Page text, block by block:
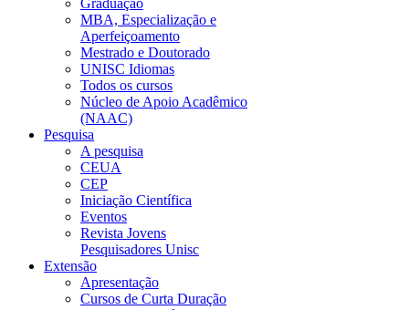
Graduação
MBA, Especialização e
Aperfeiçoamento
Mestrado e Doutorado
UNISC Idiomas
Todos os cursos
Núcleo de Apoio Acadêmico
(NAAC)
Pesquisa
A pesquisa
CEUA
CEP
Iniciação Científica
Eventos
Revista Jovens
Pesquisadores Unisc
Extensão
Apresentação
Cursos de Curta Duração